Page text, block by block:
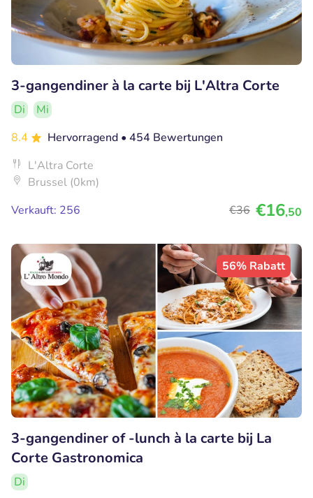
3-gangendiner à la carte bij L'Altra Corte
Di
Mi
8.4
Hervorragend • 454 Bewertungen
L'Altra Corte
Brussel (0km)
Verkauft: 256
€36 €16,50
56% Rabatt
3-gangendiner of -lunch à la carte bij La
Corte Gastronomica
Di